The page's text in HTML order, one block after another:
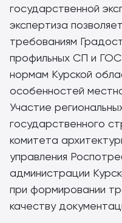
государственной
экспертиза
требованиям
профильных СП и
нормам Курской
особенностей
Участие
государственного
комитета
управления
администрации
при формировании
качеству